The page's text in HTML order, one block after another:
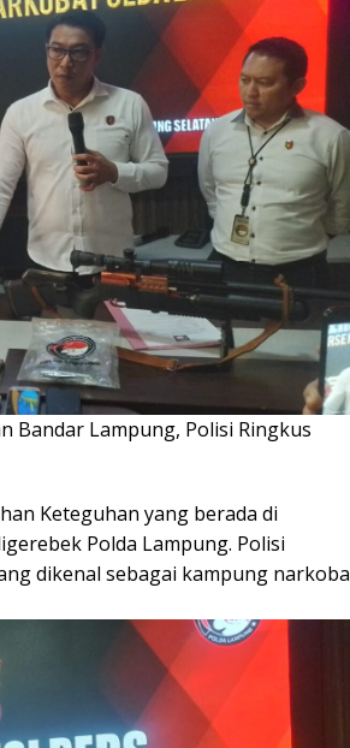
Bandar Lampung, Polisi Ringkus
Keteguhan yang berada di
Polda Lampung. Polisi
dikenal sebagai kampung narkoba